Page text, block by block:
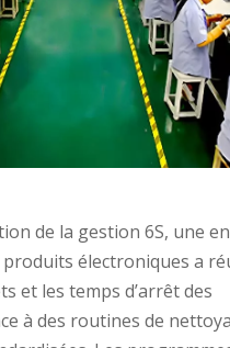
de la gestion 6S, une
électroniques a
et les temps d’arrêt des
à des routines de